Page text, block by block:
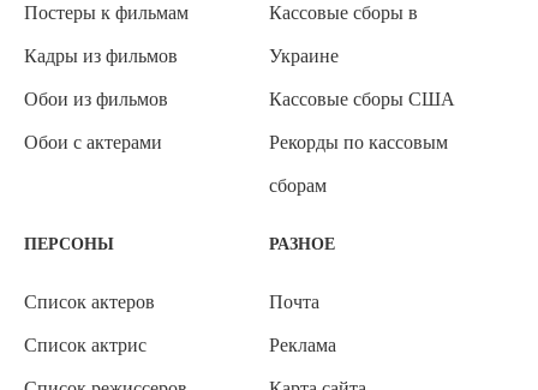
Постеры к фильмам
Кадры из фильмов
Обои из фильмов
Обои с актерами
Кассовые сборы в
Украине
Кассовые сборы США
Рекорды по кассовым
сборам
ПЕРСОНЫ
Список актеров
Список актрис
РАЗНОЕ
Почта
Реклама